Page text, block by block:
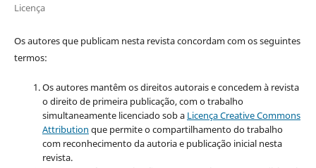
Licença
Os autores que publicam nesta revista concordam com os seguintes
termos:
Os autores mantêm os direitos autorais e concedem à revista
o direito de primeira publicação, com o trabalho
simultaneamente licenciado sob a Licença Creative Commons
Attribution que permite o compartilhamento do trabalho
com reconhecimento da autoria e publicação inicial nesta
revista.